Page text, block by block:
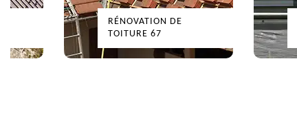
RÉNOVATION DE
TOITURE 67